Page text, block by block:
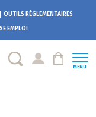
OUTILS RÉGLEMENTAIRES
EMPLOI
MENU